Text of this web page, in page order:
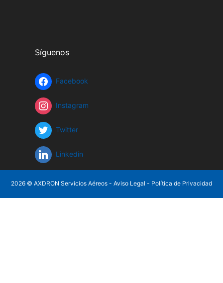
Síguenos
Facebook
Instagram
Twitter
Linkedin
2026 © AXDRON Servicios Aéreos - Aviso Legal - Política de Privacidad